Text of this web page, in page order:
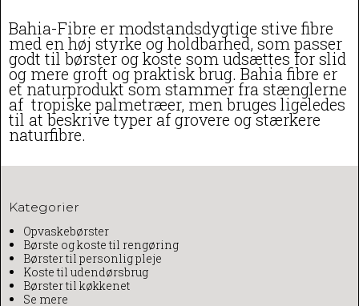
Bahia-Fibre er modstandsdygtige stive fibre
med en høj styrke og holdbarhed, som passer
godt til børster og koste som udsættes for slid
og mere groft og praktisk brug. Bahia fibre er
et naturprodukt som stammer fra stænglerne
af tropiske palmetræer, men bruges ligeledes
til at beskrive typer af grovere og stærkere
naturfibre.
Kategorier
Opvaskebørster
Børste og koste til rengøring
Børster til personlig pleje
Koste til udendørsbrug
Børster til køkkenet
Se mere